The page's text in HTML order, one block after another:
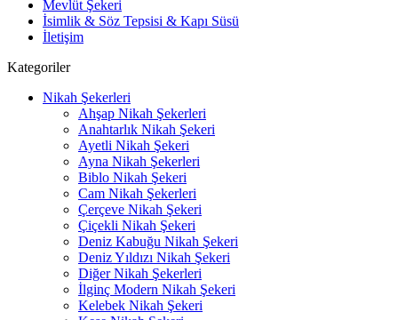
Mevlüt Şekeri
İsimlik & Söz Tepsisi & Kapı Süsü
İletişim
Kategoriler
Nikah Şekerleri
Ahşap Nikah Şekerleri
Anahtarlık Nikah Şekeri
Ayetli Nikah Şekeri
Ayna Nikah Şekerleri
Biblo Nikah Şekeri
Cam Nikah Şekerleri
Çerçeve Nikah Şekeri
Çiçekli Nikah Şekeri
Deniz Kabuğu Nikah Şekeri
Deniz Yıldızı Nikah Şekeri
Diğer Nikah Şekerleri
İlginç Modern Nikah Şekeri
Kelebek Nikah Şekeri